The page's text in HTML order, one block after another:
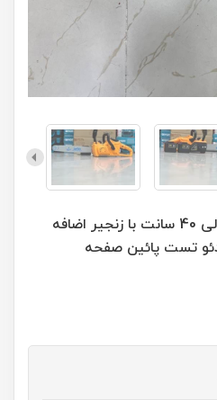
اره شارژی 42 ولت 15 سلولی 40 سانت با زنجیر اضافه